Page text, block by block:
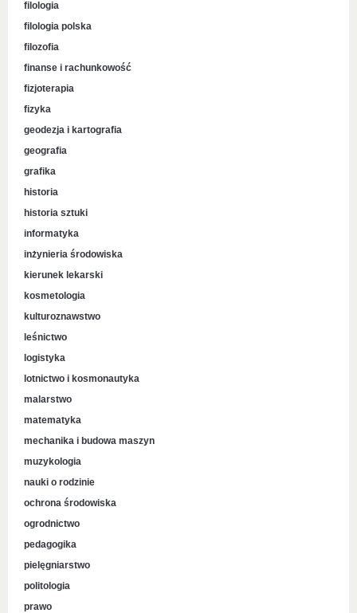
filologia
filologia polska
filozofia
finanse i rachunkowość
fizjoterapia
fizyka
geodezja i kartografia
geografia
grafika
historia
historia sztuki
informatyka
inżynieria środowiska
kierunek lekarski
kosmetologia
kulturoznawstwo
leśnictwo
logistyka
lotnictwo i kosmonautyka
malarstwo
matematyka
mechanika i budowa maszyn
muzykologia
nauki o rodzinie
ochrona środowiska
ogrodnictwo
pedagogika
pielęgniarstwo
politologia
prawo